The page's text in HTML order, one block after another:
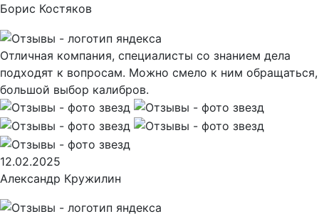
Борис Костяков
Отличная компания, специалисты со знанием дела
подходят к вопросам. Можно смело к ним обращаться,
большой выбор калибров.
12.02.2025
Александр Кружилин